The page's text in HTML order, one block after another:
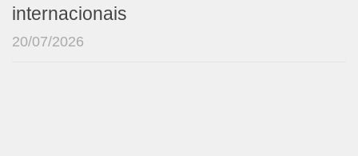
internacionais
20/07/2026